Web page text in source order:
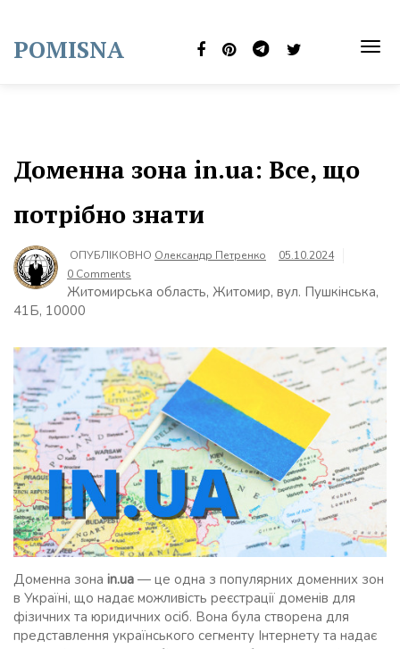
content
POMISNA
Доменна зона in.ua: Все, що
потрібно знати
ОПУБЛІКОВНО Олександр Петренко
05.10.2024
0 Comments
Житомирська область, Житомир, вул. Пушкінська,
41Б, 10000
Доменна зона in.ua — це одна з популярних доменних зон
в Україні, що надає можливість реєстрації доменів для
фізичних та юридичних осіб. Вона була створена для
представлення українського сегменту Інтернету та надає